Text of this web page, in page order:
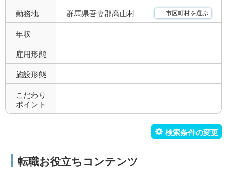
勤務地 群馬県吾妻郡高山村 市区町村を選ぶ
年収
雇用形態
施設形態
こだわり
ポイント
転職お役立ちコンテンツ